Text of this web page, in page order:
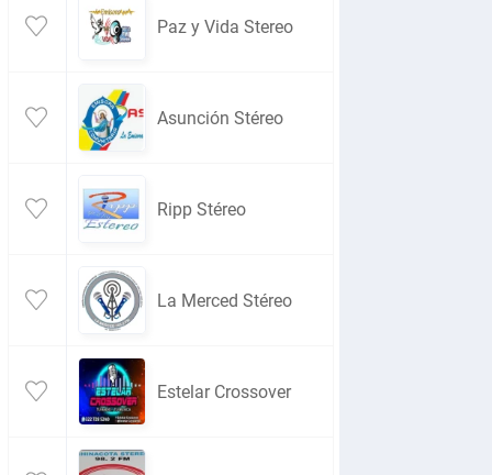
Paz y Vida Stereo
Asunción Stéreo
Ripp Stéreo
La Merced Stéreo
Estelar Crossover